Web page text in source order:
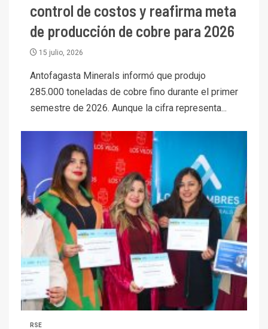
control de costos y reafirma meta
de producción de cobre para 2026
15 julio, 2026
Antofagasta Minerals informó que produjo
285.000 toneladas de cobre fino durante el primer
semestre de 2026. Aunque la cifra representa...
RSE